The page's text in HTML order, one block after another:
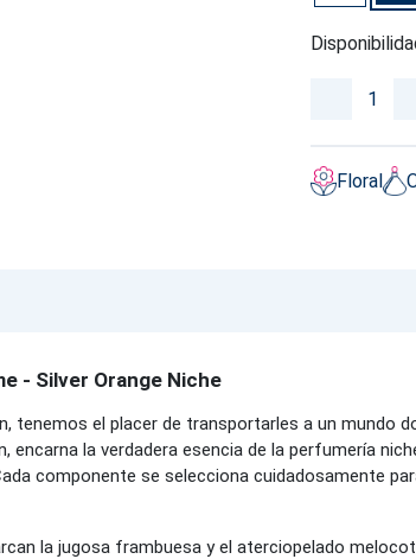
Floral
- Silver Orange Niche
tenemos el placer de transportarles a un mundo
encarna la verdadera esencia de la perfumería
componente se selecciona cuidadosamente
la jugosa frambuesa y el aterciopelado